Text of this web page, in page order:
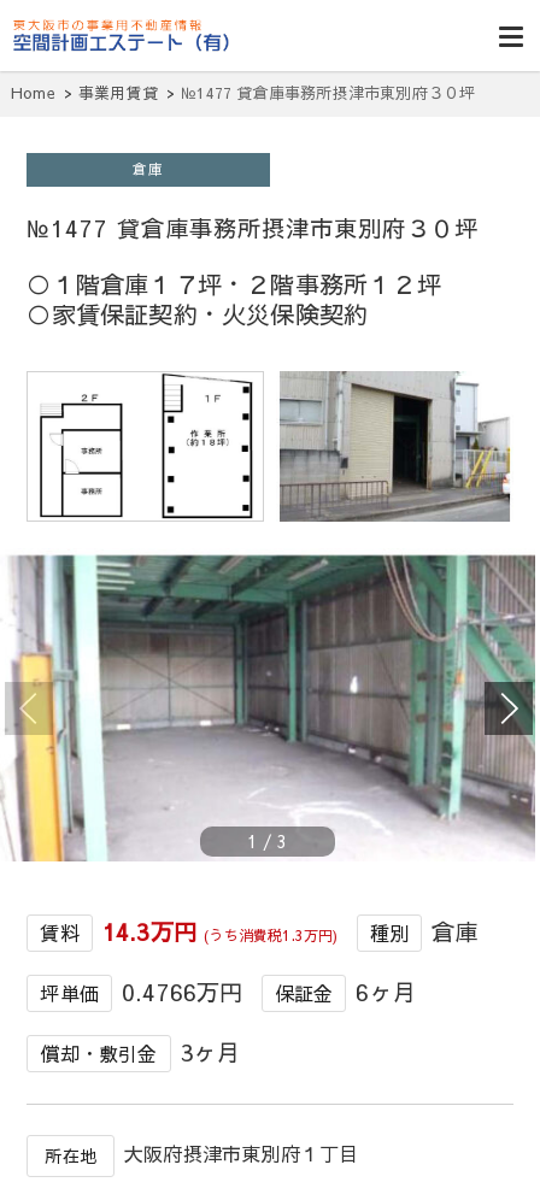
東大阪貸倉
庫・貸し工
場・賃貸事務
所・空室一
覧・空間計画
エステート
Home 事業用賃貸 №1477 貸倉庫事務所摂津市東別府３０坪
倉庫
№1477 貸倉庫事務所摂津市東別府３０坪
○１階倉庫１７坪・２階事務所１２坪
○家賃保証契約・火災保険契約
1 /3
賃料 14.3万円(うち消費税1.3万円) 種別 倉庫
坪単価 0.4766万円 保証金 6ヶ月
償却・敷引金 3ヶ月
所在地 大阪府摂津市東別府１丁目